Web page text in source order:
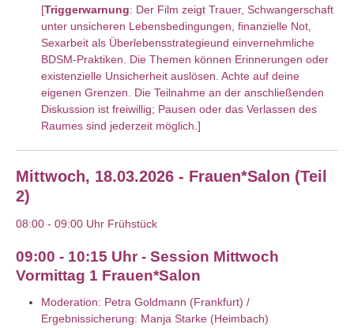
[Triggerwarnung: Der Film zeigt Trauer, Schwangerschaft
unter unsicheren Lebensbedingungen, finanzielle Not,
Sexarbeit als Überlebensstrategieund einvernehmliche
BDSM-Praktiken. Die Themen können Erinnerungen oder
existenzielle Unsicherheit auslösen. Achte auf deine
eigenen Grenzen. Die Teilnahme an der anschließenden
Diskussion ist freiwillig; Pausen oder das Verlassen des
Raumes sind jederzeit möglich.]
Mittwoch, 18.03.2026 - Frauen*Salon (Teil
2)
08:00 - 09:00 Uhr Frühstück
09:00 - 10:15 Uhr - Session Mittwoch
Vormittag 1 Frauen*Salon
Moderation: Petra Goldmann (Frankfurt) /
Ergebnissicherung: Manja Starke (Heimbach)